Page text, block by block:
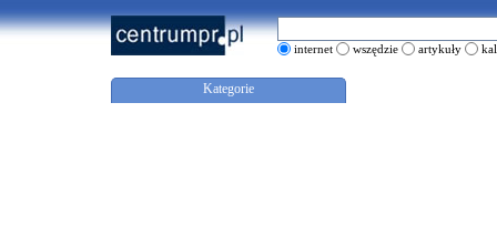
internet wszędzie artykuły
Kategorie